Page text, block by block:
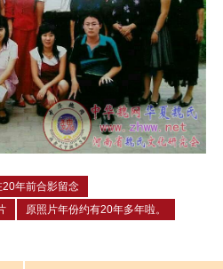
年前合影留念
原照片年份约有20年多年啦。